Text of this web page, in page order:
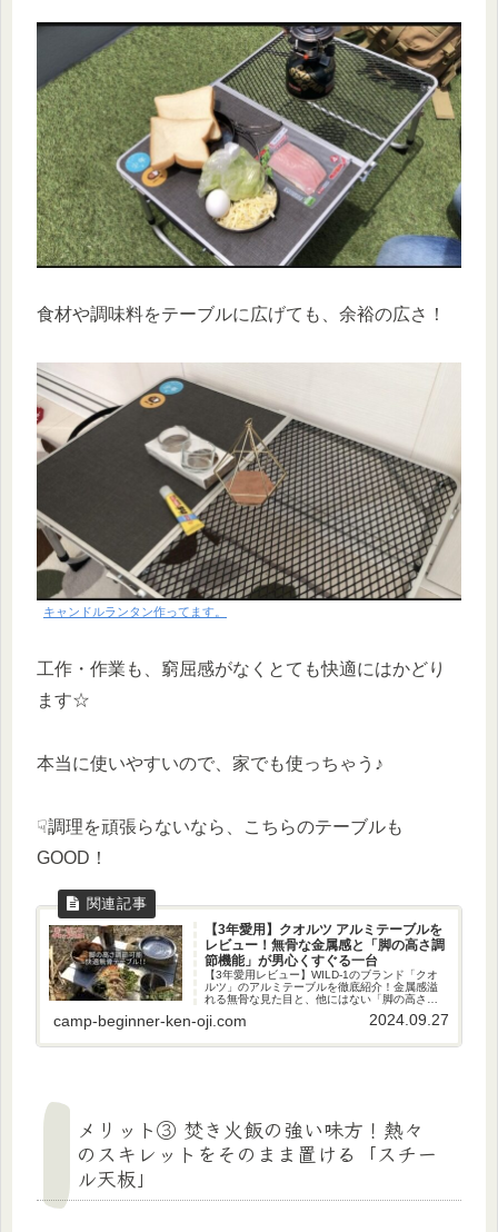
食材や調味料をテーブルに広げても、余裕の広さ！
キャンドルランタン作ってます。
工作・作業も、窮屈感がなくとても快適にはかどり
ます☆
本当に使いやすいので、家でも使っちゃう♪
☟調理を頑張らないなら、こちらのテーブルも
GOOD！
【3年愛用】クオルツ アルミテーブルを
レビュー！無骨な金属感と「脚の高さ調
節機能」が男心くすぐる一台
【3年愛用レビュー】WILD-1のブランド「クオ
ルツ」のアルミテーブルを徹底紹介！金属感溢
れる無骨な見た目と、他にはない「脚の高さ調
節」ギミックが男心をくすぐる１台。3年使って
感じたメリットも注意点も正直に解説します！
camp-beginner-ken-oji.com 2024.09.27
メリット③ 焚き火飯の強い味方！熱々
のスキレットをそのまま置ける「スチー
ル天板」